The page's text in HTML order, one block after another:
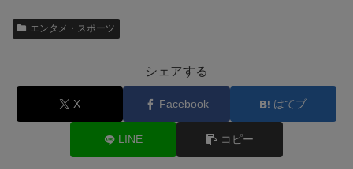
エンタメ・スポーツ
シェアする
X Facebook はてブ
LINE コピー